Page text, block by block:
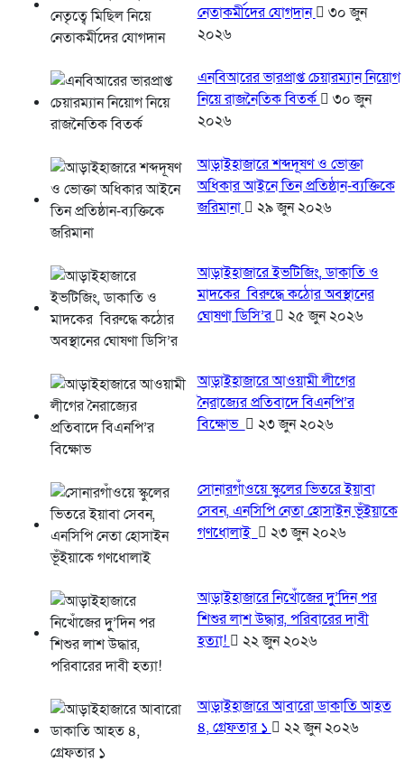
নেতাকর্মীদের যোগদান
৩০ জুন
২০২৬
এনবিআরের ভারপ্রাপ্ত চেয়ারম্যান নিয়োগ
নিয়ে রাজনৈতিক বিতর্ক
৩০ জুন
২০২৬
আড়াইহাজারে শব্দদূষণ ও ভোক্তা
অধিকার আইনে তিন প্রতিষ্ঠান-ব্যক্তিকে
জরিমানা
২৯ জুন ২০২৬
আড়াইহাজারে ইভটিজিং, ডাকাতি ও
মাদকের বিরুদ্ধে কঠোর অবস্থানের
ঘোষণা ডিসি’র
২৫ জুন ২০২৬
আড়াইহাজারে আওয়ামী লীগের
নৈরাজ্যের প্রতিবাদে বিএনপি’র
বিক্ষোভ
২৩ জুন ২০২৬
সোনারগাঁওয়ে স্কুলের ভিতরে ইয়াবা
সেবন, এনসিপি নেতা হোসাইন ভূঁইয়াকে
গণধোলাই
২৩ জুন ২০২৬
আড়াইহাজারে নিখোঁজের দুু’দিন পর
শিশুর লাশ উদ্ধার, পরিবারের দাবী
হত্যা!
২২ জুন ২০২৬
আড়াইহাজারে আবারো ডাকাতি আহত
৪, গ্রেফতার ১
২২ জুন ২০২৬